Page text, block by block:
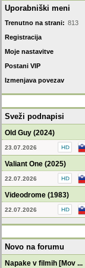
Uporabniški meni
Trenutno na strani: 813
Registracija
Moje nastavitve
Postani VIP
Izmenjava povezav
Sveži podnapisi
Old Guy (2024)
23.07.2026
Valiant One (2025)
22.07.2026
Videodrome (1983)
22.07.2026
Novo na forumu
Napake v filmih [Mov ...